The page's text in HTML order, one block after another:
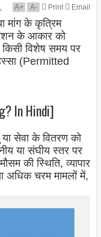
A+ A- Print Email
मांग के कृत्रिम
के आकार को
किसी विशेष समय पर
(Permitted
In Hindi]
सेवा के वितरण को
या संघीय स्तर पर
की स्थिति, व्यापार
अधिक चरम मामलों में,